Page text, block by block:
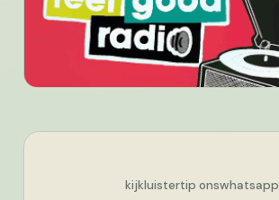
kijkluistertip onswhatsapp